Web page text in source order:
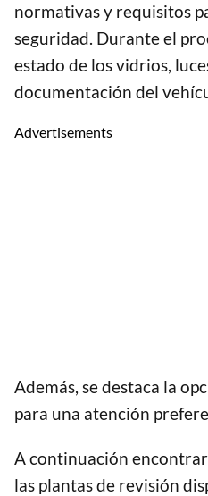
normativas y requisitos
seguridad. Durante el
estado de los vidrios,
documentación del
Advertisements
Además, se destaca la
para una atención
A continuación
las plantas de revisión